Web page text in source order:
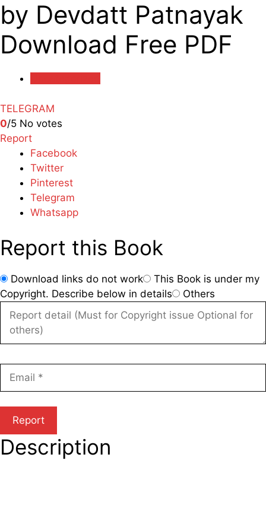
by Devdatt Patnayak
Download Free PDF
TELEGRAM
0/5 No votes
Report
Facebook
Twitter
Pinterest
Telegram
Whatsapp
Report this Book
Download links do not work
This Book is under my
Copyright. Describe below in details
Others
Description